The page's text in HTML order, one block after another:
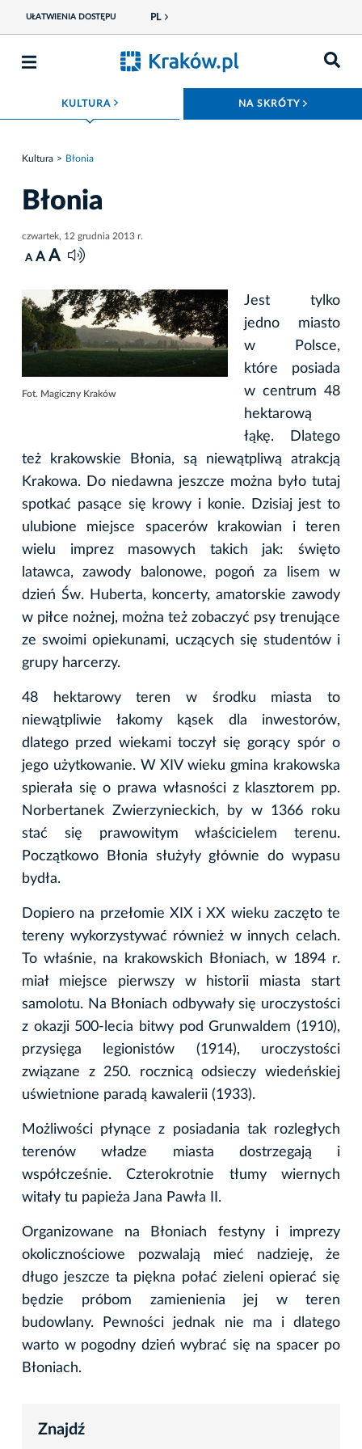
UŁATWIENIA DOSTĘPU PL
KULTURA ROZWIŃ MENU NA SKRÓTY
Kultura Błonia
Błonia
czwartek, 12 grudnia 2013 r.
A A A
Fot. Magiczny Kraków
Jest tylko
jedno miasto
w Polsce,
które posiada
w centrum 48
hektarową
łąkę. Dlatego
też krakowskie Błonia, są niewątpliwą atrakcją
Krakowa. Do niedawna jeszcze można było tutaj
spotkać pasące się krowy i konie. Dzisiaj jest to
ulubione miejsce spacerów krakowian i teren
wielu imprez masowych takich jak: święto
latawca, zawody balonowe, pogoń za lisem w
dzień Św. Huberta, koncerty, amatorskie zawody
w piłce nożnej, można też zobaczyć psy trenujące
ze swoimi opiekunami, uczących się studentów i
grupy harcerzy.
48 hektarowy teren w środku miasta to
niewątpliwie łakomy kąsek dla inwestorów,
dlatego przed wiekami toczył się gorący spór o
jego użytkowanie. W XIV wieku gmina krakowska
spierała się o prawa własności z klasztorem pp.
Norbertanek Zwierzynieckich, by w 1366 roku
stać się prawowitym właścicielem terenu.
Początkowo Błonia służyły głównie do wypasu
bydła.
Dopiero na przełomie XIX i XX wieku zaczęto te
tereny wykorzystywać również w innych celach.
To właśnie, na krakowskich Błoniach, w 1894 r.
miał miejsce pierwszy w historii miasta start
samolotu. Na Błoniach odbywały się uroczystości
z okazji 500-lecia bitwy pod Grunwaldem (1910),
przysięga legionistów (1914), uroczystości
związane z 250. rocznicą odsieczy wiedeńskiej
uświetnione paradą kawalerii (1933).
Możliwości płynące z posiadania tak rozległych
terenów władze miasta dostrzegają i
współcześnie. Czterokrotnie tłumy wiernych
witały tu papieża Jana Pawła II.
Organizowane na Błoniach festyny i imprezy
okolicznościowe pozwalają mieć nadzieję, że
długo jeszcze ta piękna połać zieleni opierać się
będzie próbom zamienienia jej w teren
budowlany. Pewności jednak nie ma i dlatego
warto w pogodny dzień wybrać się na spacer po
Błoniach.
Znajdź